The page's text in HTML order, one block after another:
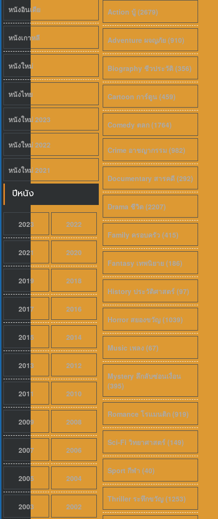
หนังอินเดีย
หนังเกาหลี
หนังใหม่
หนังไทย
หนังใหม่ 2023
หนังใหม่ 2022
หนังใหม่ 2021
ปีหนัง
2023 2022
2021 2020
2019 2018
2017 2016
2015 2014
2013 2012
2011 2010
2009 2008
2007 2006
2005 2004
2003 2002
6.5
Action บู้ (2679)
Adventure ผจญภัย (910)
Biography ชีวประวัติ (356)
Cartoon การ์ตูน (459)
Comedy ตลก (1764)
Crime อาชญากรรม (982)
Documentary สารคดี (292)
Drama ชีวิต (2207)
Family ครอบครัว (415)
Fantasy เทพนิยาย (186)
History ประวัติศาสตร์ (97)
Horror สยองขวัญ (1039)
Music เพลง (67)
Mystery ลึกลับซ่อนเงื่อน
(395)
Romance โรแมนติก (919)
Sci-Fi วิทยาศาสตร์ (149)
Sport กีฬา (40)
Thriller ระทึกขวัญ (1253)